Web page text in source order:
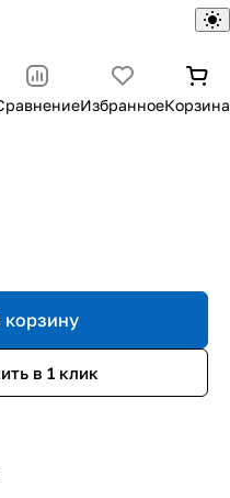
ИзбранноеКорзина
корзину
в 1 клик